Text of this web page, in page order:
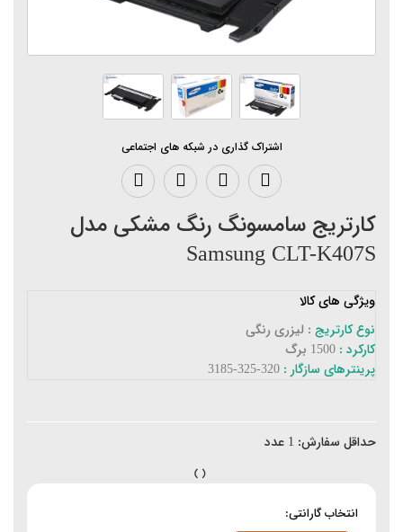
اشتراک گذاری در شبکه های اجتماعی
کارتریج سامسونگ رنگ مشکی مدل
Samsung CLT-K407S
ویژگی های کالا
نوع کارتریج : لیزری رنگی
کارکرد : 1500 برگ
پرینترهای سازگار :
حداقل سفارش: 1 عدد
انتخاب گارانتی: